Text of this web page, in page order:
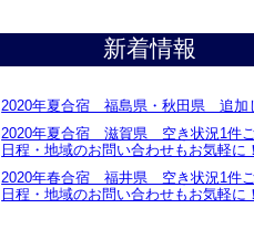
新着情報
2020年夏合宿 福島県・秋田県 追加
2020年夏合宿 滋賀県 空き状況1件
日程・地域のお問い合わせもお気軽に
2020年春合宿 福井県 空き状況1件
日程・地域のお問い合わせもお気軽に